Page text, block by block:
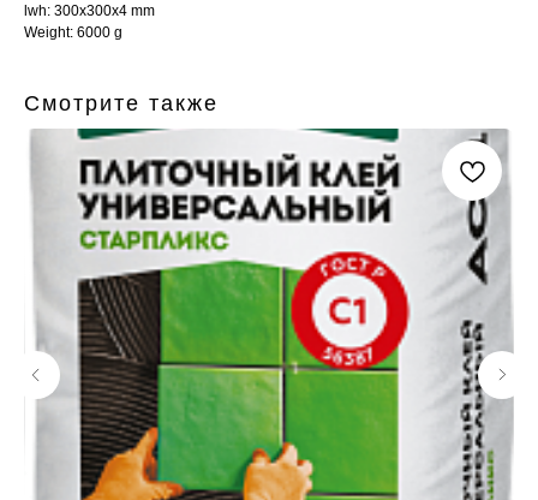
lwh: 300x300x4 mm
Weight: 6000 g
Смотрите также